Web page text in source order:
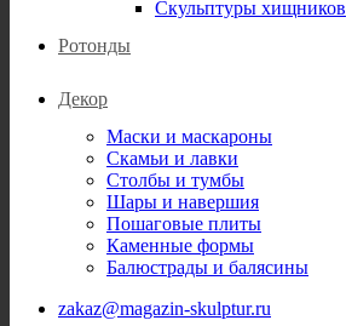
Скульптуры хищников
Ротонды
Декор
Маски и маскароны
Скамьи и лавки
Столбы и тумбы
Шары и навершия
Пошаговые плиты
Каменные формы
Балюстрады и балясины
zakaz@magazin-skulptur.ru